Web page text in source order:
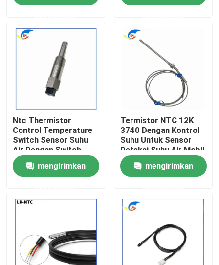
Tentang Kami
Kontrol Kualitas
Hubungi Kami
Berita
Termistor PTC
Ntc Thermistor
Control Temperature
Switch Sensor Suhu
Air Dengan Switch
Untuk Regulasi Suhu
mengirimkan
Termistor NTC 12K
3740 Dengan Kontrol
Suhu Untuk Sensor
Deteksi Suhu Air Mobil
Boiler Dispenser Air
mengirimkan